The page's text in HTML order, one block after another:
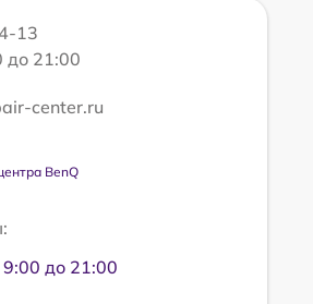
13
до 21:00
center.ru
BenQ
до 21:00